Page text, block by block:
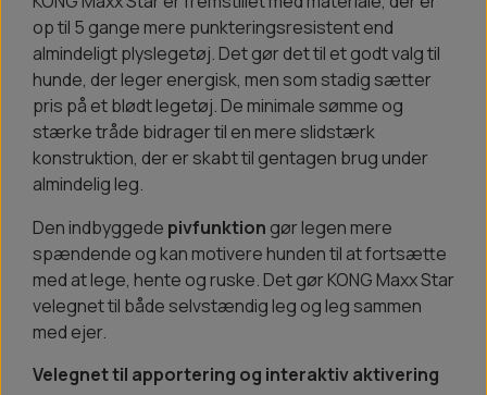
op til 5 gange mere punkteringsresistent end
almindeligt plyslegetøj. Det gør det til et godt valg til
hunde, der leger energisk, men som stadig sætter
pris på et blødt legetøj. De minimale sømme og
stærke tråde bidrager til en mere slidstærk
konstruktion, der er skabt til gentagen brug under
almindelig leg.
Den indbyggede pivfunktion gør legen mere
spændende og kan motivere hunden til at fortsætte
med at lege, hente og ruske. Det gør KONG Maxx Star
velegnet til både selvstændig leg og leg sammen
med ejer.
Velegnet til apportering og interaktiv aktivering